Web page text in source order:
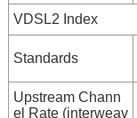
VDSL2 Index
Standards
Upstream Chann
el Rate (interweav